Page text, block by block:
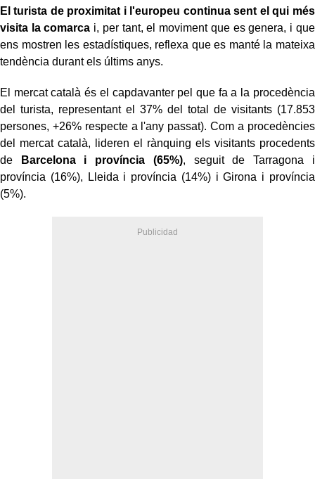
El turista de proximitat i l'europeu continua sent el qui més
visita la comarca i, per tant, el moviment que es genera, i que
ens mostren les estadístiques, reflexa que es manté la mateixa
tendència durant els últims anys.
El mercat català és el capdavanter pel que fa a la procedència
del turista, representant el 37% del total de visitants (17.853
persones, +26% respecte a l'any passat). Com a procedències
del mercat català, lideren el rànquing els visitants procedents
de
Barcelona i província (65%), seguit de Tarragona i
província (16%), Lleida i província (14%) i Girona i província
(5%).